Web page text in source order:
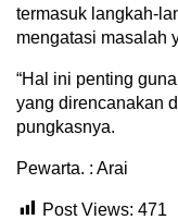
termasuk langkah-
mengatasi masalah
“Hal ini penting
yang direncanakan
pungkasnya.
Pewarta. : Arai
Post Views: 471